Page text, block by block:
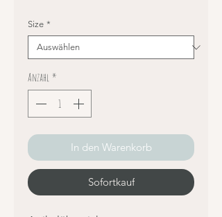
Size *
Anzahl *
In den Warenkorb
Sofortkauf